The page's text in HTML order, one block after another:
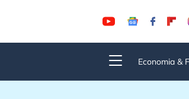
Economia &